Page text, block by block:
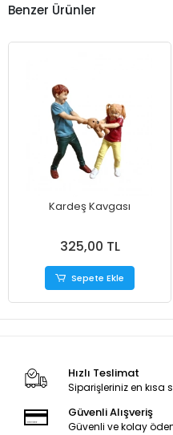
Benzer Ürünler
Kardeş Kavgası
325,00 TL
Sepete Ekle
Hızlı Teslimat
Siparişleriniz en kısa
Güvenli Alışveriş
Güvenli ve kolay